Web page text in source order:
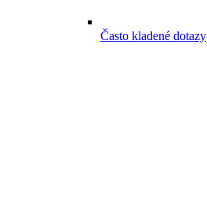
Často kladené dotazy